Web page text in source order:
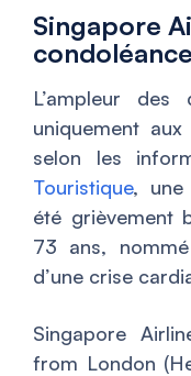
Singapore
L’ampleur
uniquement
selon les
Touristique, une
été grièvement
73 ans,
d’une crise
Singapore
from London